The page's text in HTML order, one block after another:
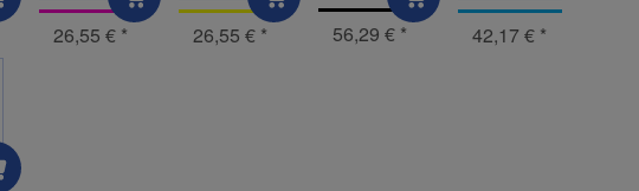
26,55 € * 26,55 € * 56,29 € * 42,17 € *